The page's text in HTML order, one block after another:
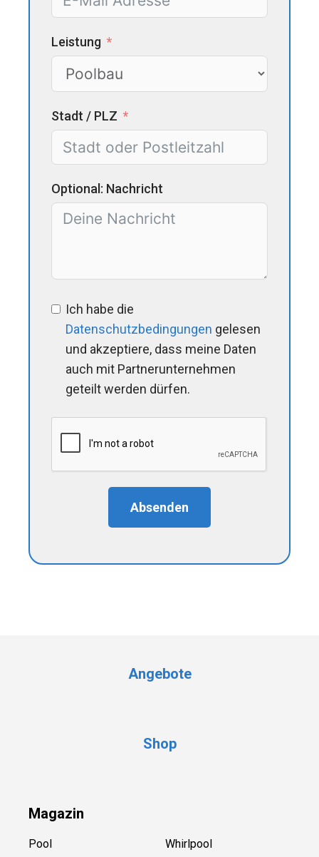
Leistung
Stadt / PLZ
Optional: Nachricht
Ich habe die
Datenschutzbedingungen gelesen
und akzeptiere, dass meine Daten
auch mit Partnerunternehmen
geteilt werden dürfen.
Absenden
Angebote
Shop
Magazin
Pool Whirlpool